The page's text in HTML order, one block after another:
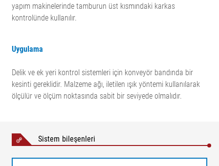
yapım makinelerinde tamburun üst kısmındaki karkas
kontrolünde kullanılır.
Uygulama
Delik ve ek yeri kontrol sistemleri için konveyör bandında bir
kesinti gereklidir. Malzeme ağı, iletilen ışık yöntemi kullanılarak
ölçülür ve ölçüm noktasında sabit bir seviyede olmalıdır.
Sistem bileşenleri